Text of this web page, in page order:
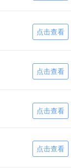
点击查看
点击查看
点击查看
点击查看